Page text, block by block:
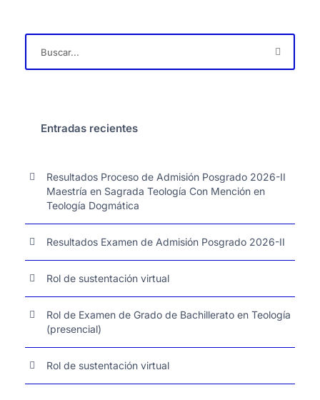
Entradas recientes
Resultados Proceso de Admisión Posgrado 2026-II
Maestría en Sagrada Teología Con Mención en
Teología Dogmática
Resultados Examen de Admisión Posgrado 2026-II
Rol de sustentación virtual
Rol de Examen de Grado de Bachillerato en Teología
(presencial)
Rol de sustentación virtual